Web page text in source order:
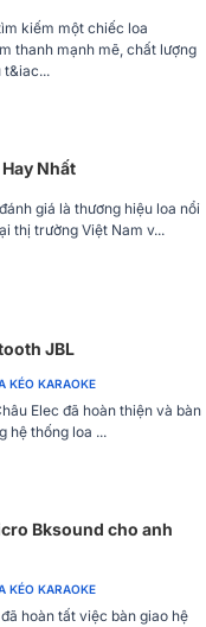
chống chịu mọi
dáng hình trụ thuôn dài
kiếm một chiếc loa
thanh mạnh mẽ, chất lượng
t&iac...
Nhất
giá là thương hiệu loa nổi
thị trường Việt Nam v...
JBL
KÉO KARAOKE
Elec đã hoàn thiện và bàn
hệ thống loa ...
Bksound cho anh
KÉO KARAOKE
hoàn tất việc bàn giao hệ